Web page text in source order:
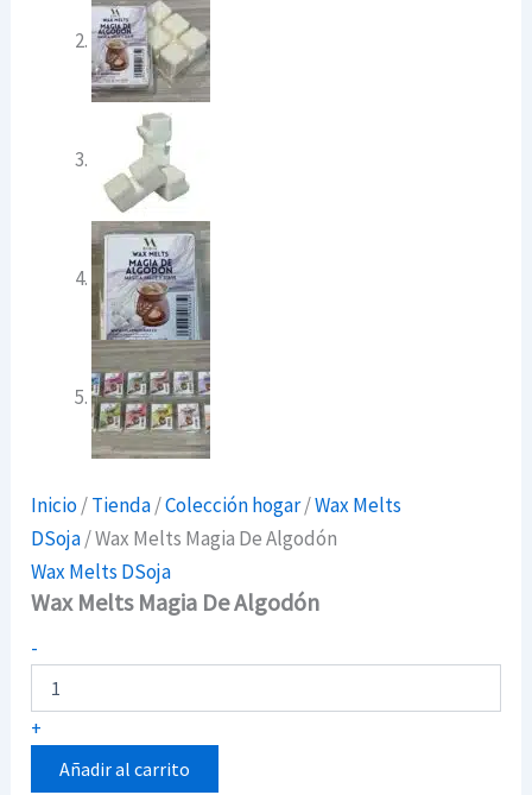
Inicio/Tienda/Colección hogar/Wax Melts
DSoja/ Wax Melts Magia De Algodón
Wax Melts DSoja
Wax Melts Magia De Algodón
-
Melts
Magia
De
Algodón
cantidad
+
Añadir al carrito